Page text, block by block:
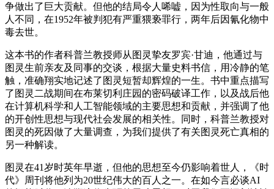
争做出了巨大贡献。但他的结局令人唏嘘，因为性取向与一般
人不同，在1952年被判犯有严重猥亵罪行，两年后因氰化物中
毒去世。
这本书的作者科普兰教授师从图灵挚友罗宾·甘迪，他通过与
图灵生前亲友及同事的交谈，根据大量史料书信，用冷静的笔
触，准确翔实地记述了图灵短暂却辉煌的一生。书中重点描写
了图灵二战期间在布莱切利庄园的密码破译工作，以及战后他
在计算机科学和人工智能领域的主要思想和贡献，并强调了他
的开创性思想与现代社会发展的相关性。同时，科普兰教授对
图灵的死因做了大量调查，为我们提供了有关图灵死亡真相的
另一种解读。
图灵在41岁时英年早逝，但他的思想至今仍影响着世人，《时
代》周刊将他列为20世纪伟大的百人之一。在如今言必谈AI